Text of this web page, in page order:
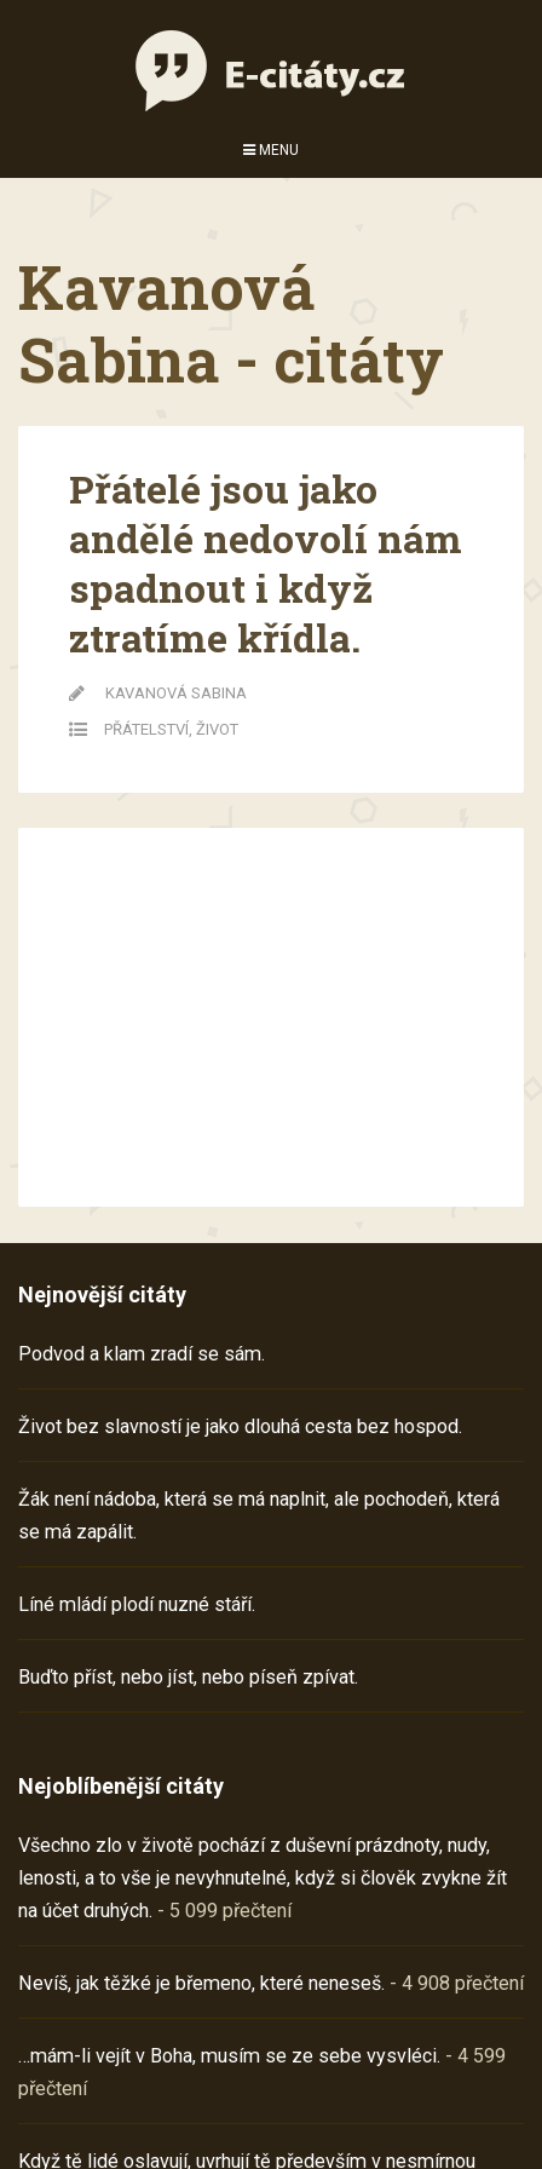
MENU
Kavanová
Sabina - citáty
Přátelé jsou jako
andělé nedovolí nám
spadnout i když
ztratíme křídla.
KAVANOVÁ SABINA
PŘÁTELSTVÍ, ŽIVOT
Nejnovější citáty
Podvod a klam zradí se sám.
Život bez slavností je jako dlouhá cesta bez hospod.
Žák není nádoba, která se má naplnit, ale pochodeň, která
se má zapálit.
Líné mládí plodí nuzné stáří.
Buďto příst, nebo jíst, nebo píseň zpívat.
Nejoblíbenější citáty
Všechno zlo v životě pochází z duševní prázdnoty, nudy,
lenosti, a to vše je nevyhnutelné, když si člověk zvykne žít
na účet druhých. - 5 099 přečtení
Nevíš, jak těžké je břemeno, které neneseš. - 4 908 přečtení
…mám-li vejít v Boha, musím se ze sebe vysvléci. - 4 599
přečtení
Když tě lidé oslavují, uvrhují tě především v nesmírnou